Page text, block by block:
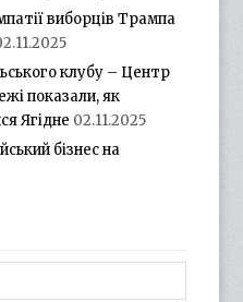
виборців Трампа
клубу – Центр
показали, як
Ягідне 02.11.2025
бізнес на